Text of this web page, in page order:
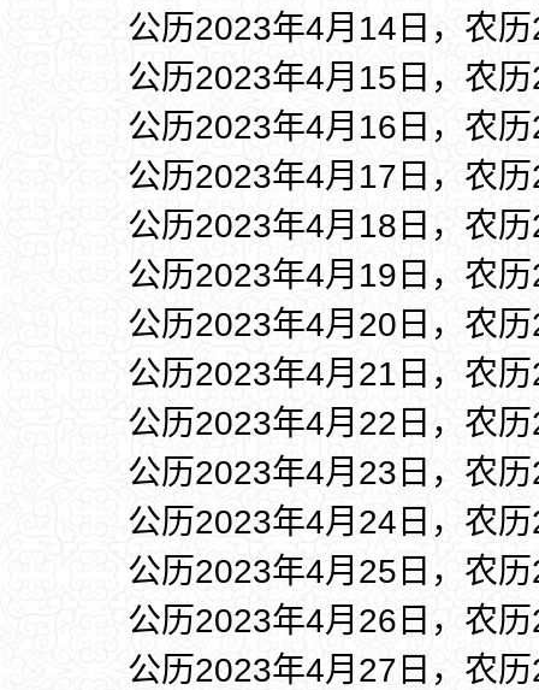
公历2023年4月14日，农
公历2023年4月15日，农
公历2023年4月16日，农
公历2023年4月17日，农
公历2023年4月18日，农
公历2023年4月19日，农
公历2023年4月20日，农
公历2023年4月21日，农
公历2023年4月22日，农
公历2023年4月23日，农
公历2023年4月24日，农
公历2023年4月25日，农
公历2023年4月26日，农
公历2023年4月27日，农